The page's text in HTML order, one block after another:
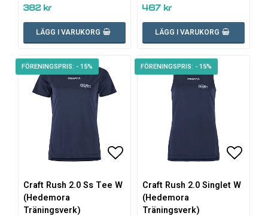
382 kr
LÄGG I VARUKORG
467 kr
LÄGG I VARUKORG
- 15%
Lägg till i favoritlistan
Craft Rush 2.0 Ss Tee W
(Hedemora
Träningsverk)
- 15%
Lägg
Craft Rush 2.0 Singlet W
(Hedemora
Träningsverk)